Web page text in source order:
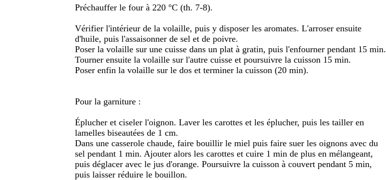
Préchauffer le four à 220 °C (th. 7-8).
Vérifier l'intérieur de la volaille, puis y disposer les aromates. L'arroser ensuite
d'huile, puis l'assaisonner de sel et de poivre.
Poser la volaille sur une cuisse dans un plat à gratin, puis l'enfourner pendant 15 min.
Tourner ensuite la volaille sur l'autre cuisse et poursuivre la cuisson 15 min.
Poser enfin la volaille sur le dos et terminer la cuisson (20 min).
Pour la garniture :
Éplucher et ciseler l'oignon. Laver les carottes et les éplucher, puis les tailler en
lamelles biseautées de 1 cm.
Dans une casserole chaude, faire bouillir le miel puis faire suer les oignons avec du
sel pendant 1 min. Ajouter alors les carottes et cuire 1 min de plus en mélangeant,
puis déglacer avec le jus d'orange. Poursuivre la cuisson à couvert pendant 5 min,
puis laisser réduire le bouillon.